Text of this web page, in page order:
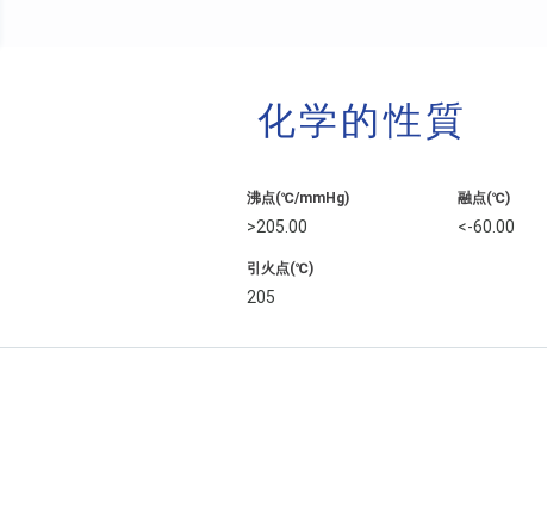
化学的性質
沸点(℃/mmHg)
>205.00
融点(℃)
<-60.00
引火点(℃)
205